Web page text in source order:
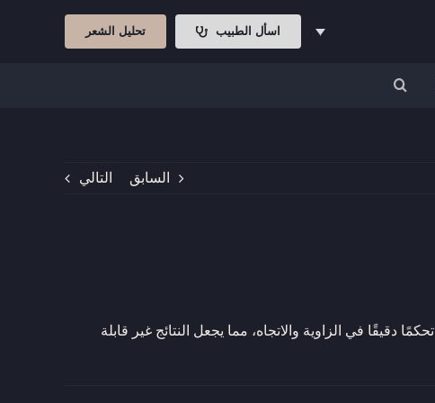
اسأل الطبيب تحليل الشعر
السابق التالي
بالتأكيد. نقوم بتصميم خط الشعر بناءً على هيكل وجهك وعمرك ونمط النمو الطبيعي. تتيح تقنيات مثل DHI وSapphire FUE تحكمًا دقيقًا في الزاوية والاتجاه، مما يجعل النتائج غير قابلة